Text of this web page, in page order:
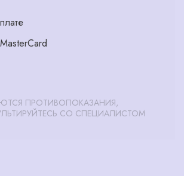
ПРОТИВОПОКАЗАНИЯ,
СО СПЕЦИАЛИСТОМ